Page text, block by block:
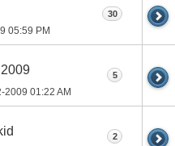
05:59 PM
30
2009 01:22 AM
5
2